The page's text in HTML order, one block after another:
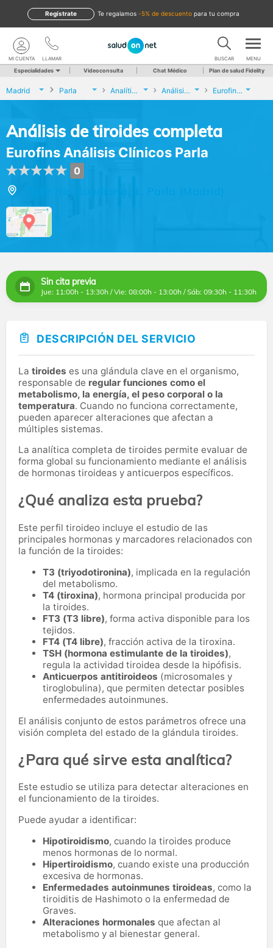
te regalamos -5% de descuento para tu compra
Regístrate
LLAMAR
MI CUENTA BUSCAR MENU
Especialidades Videoconsulta Chat Médico Plan de salud Fidelity
Madrid Parla Analíticas y Genética Análisis de tiroides completa Eurofins Análisis Clínicos Parla
Análisis de tiroides completa
Eurofins Análisis Clínicos Parla
0
Sin cita previa
Jue: 11:00h - 13:30h / Vie: 08:00h - 13:00h / Sáb: 09:30h - 11:30h
DESCRIPCIÓN DEL SERVICIO
La tiroides es una glándula clave en el organismo,
responsable de regular funciones como el
metabolismo, la energía, el peso corporal o la
temperatura. Cuando no funciona correctamente,
pueden aparecer alteraciones que afectan a
múltiples sistemas.
La analítica completa de tiroides permite evaluar de
forma global su funcionamiento mediante el análisis
de hormonas tiroideas y anticuerpos específicos.
¿Qué analiza esta prueba?
Este perfil tiroideo incluye el estudio de las
principales hormonas y marcadores relacionados con
la función de la tiroides:
T3 (triyodotironina), implicada en la regulación
del metabolismo.
T4 (tiroxina), hormona principal producida por
la tiroides.
FT3 (T3 libre), forma activa disponible para los
tejidos.
FT4 (T4 libre), fracción activa de la tiroxina.
TSH (hormona estimulante de la tiroides),
regula la actividad tiroidea desde la hipófisis.
Anticuerpos antitiroideos (microsomales y
tiroglobulina), que permiten detectar posibles
enfermedades autoinmunes.
El análisis conjunto de estos parámetros ofrece una
visión completa del estado de la glándula tiroides.
¿Para qué sirve esta analítica?
Este estudio se utiliza para detectar alteraciones en
el funcionamiento de la tiroides.
Puede ayudar a identificar:
Hipotiroidismo, cuando la tiroides produce
menos hormonas de lo normal.
Hipertiroidismo, cuando existe una producción
excesiva de hormonas.
Enfermedades autoinmunes tiroideas, como la
tiroiditis de Hashimoto o la enfermedad de
Graves.
Alteraciones hormonales que afectan al
metabolismo y al bienestar general.